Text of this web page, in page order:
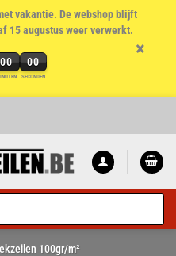
vakantie. De webshop blijft
15 augustus weer verwerkt.
00 00
SECONDEN
×
100gr/m²